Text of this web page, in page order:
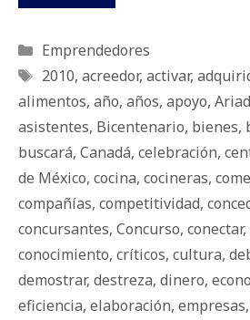
Categorías
Emprendedores
Etiquetas
2010, acreedor, activar,
alimentos, año, años, apoyo,
asistentes, Bicentenario, bienes,
buscará, Canadá, celebración,
de México, cocina, cocineras,
compañías, competitividad,
concursantes, Concurso, conectar,
conocimiento, críticos, cultura,
demostrar, destreza, dinero,
eficiencia, elaboración, empresas,